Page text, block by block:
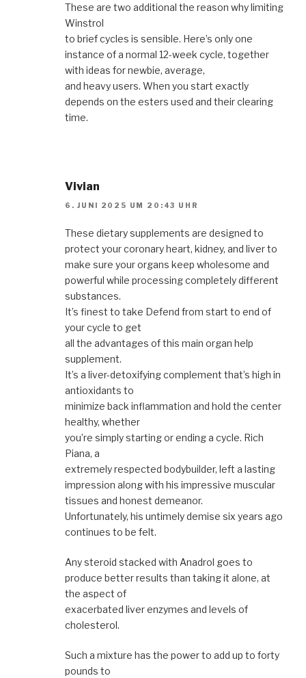
These are two additional the reason why limiting
Winstrol
to brief cycles is sensible. Here’s only one
instance of a normal 12-week cycle, together
with ideas for newbie, average,
and heavy users. When you start exactly
depends on the esters used and their clearing
time.
Vivian
6. JUNI 2025 UM 20:43 UHR
These dietary supplements are designed to
protect your coronary heart, kidney, and liver to
make sure your organs keep wholesome and
powerful while processing completely different
substances.
It’s finest to take Defend from start to end of
your cycle to get
all the advantages of this main organ help
supplement.
It’s a liver-detoxifying complement that’s high in
antioxidants to
minimize back inflammation and hold the center
healthy, whether
you’re simply starting or ending a cycle. Rich
Piana, a
extremely respected bodybuilder, left a lasting
impression along with his impressive muscular
tissues and honest demeanor.
Unfortunately, his untimely demise six years ago
continues to be felt.
Any steroid stacked with Anadrol goes to
produce better results than taking it alone, at
the aspect of
exacerbated liver enzymes and levels of
cholesterol.
Such a mixture has the power to add up to forty
pounds to